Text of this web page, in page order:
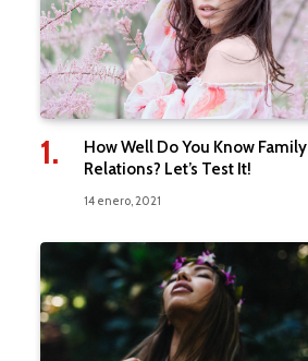
How Well Do You Know Family
Relations? Let’s Test It!
14 enero, 2021